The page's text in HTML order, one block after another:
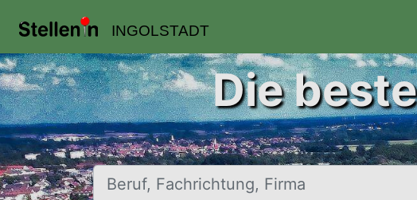
INGOLSTADT
Die
Beruf, Fachrichtung, Firma